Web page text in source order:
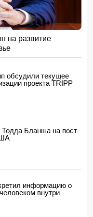
победу и в
о падении НЛО с
объяснила, как цвет
41 градуса —
конфликт, связанный
на развитие
обсудили текущее
проекта TRIPP
Тодда Бланша на пост
информацию о
внутри